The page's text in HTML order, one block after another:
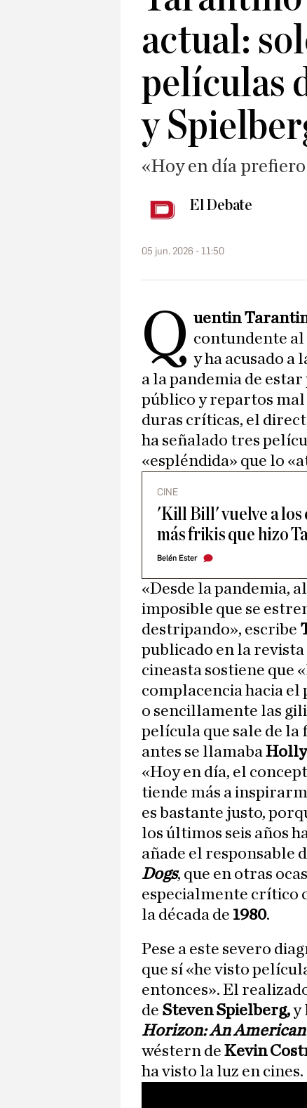
actual:
películas
y
«Hoy en día
El Debate
05 jun. 2026 - 11:50
Q uentin
contundente
y ha acusado a
a la pandemia de
público y repartos mal
duras críticas, el
ha señalado tres
«espléndida» que lo
CINE
'Kill Bill' vuelve a los
más frikis que hizo
Belén Ester
«Desde la pandemia,
imposible que se
destripando», escribe
publicado en la revista
cineasta sostiene que
complacencia hacia
o sencillamente las
película que sale de la
antes se llamaba
«Hoy en día, el
tiende más a
es bastante justo,
los últimos seis años
añade el responsable
Dogs, que en otras
especialmente crítico
la década de 1980.
Pese a este severo
que sí «he visto
entonces». El
de Steven Spielberg,y
Horizon: An American
wéstern de Kevin
ha visto la luz en cines.